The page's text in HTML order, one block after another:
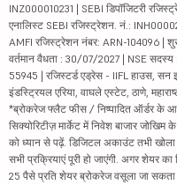
INZ000010231 | SEBI डिपॉजिटरी
एनालिस्ट SEBI रजिस्ट्रेशन. नं.:
AMFI रजिस्ट्रेशन नंबर: ARN-104096 |
वर्तमान वैधता : 30/07/2027 | NSE
55945 | रजिस्टर्ड एड्रेस - IIFL हाउस, सन
इंडस्ट्रियल एरिया, वाघले एस्टेट, ठाणे,
*ब्रोकरेज फ्लैट फीस / निष्पादित ऑर्डर के
सिक्योरिटीज़ मार्केट में निवेश बाजार
को ध्यान से पढ़ें. डिजिटल अकाउंट तभी
सभी प्रक्रियाएं पूरी हो जाएंगी. अगर शेयर
25 पैसे प्रति शेयर ब्रोकरेज वसूला जा सकता